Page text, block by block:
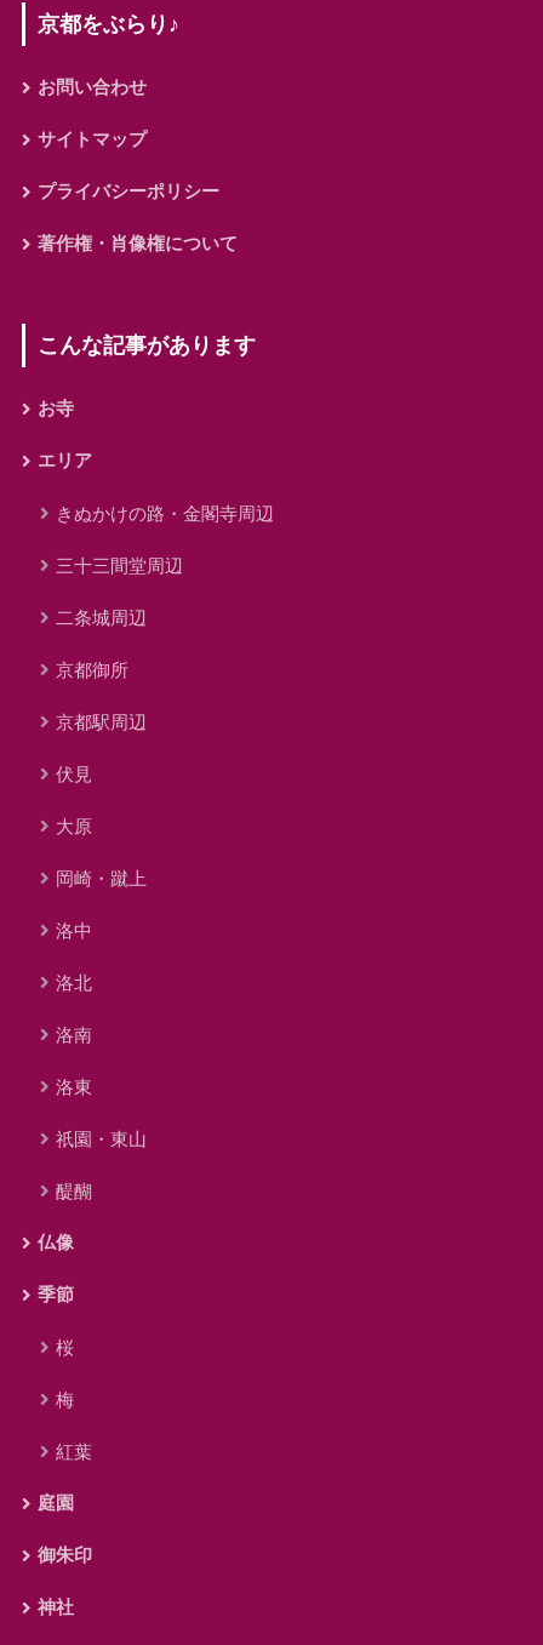
京都をぶらり♪
お問い合わせ
サイトマップ
プライバシーポリシー
著作権・肖像権について
こんな記事があります
お寺
エリア
きぬかけの路・金閣寺周辺
三十三間堂周辺
二条城周辺
京都御所
京都駅周辺
伏見
大原
岡崎・蹴上
洛中
洛北
洛南
洛東
祇園・東山
醍醐
仏像
季節
桜
梅
紅葉
庭園
御朱印
神社